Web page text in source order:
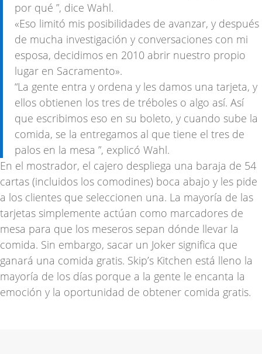
por qué ”, dice Wahl.
«Eso limitó mis posibilidades de avanzar, y después
de mucha investigación y conversaciones con mi
esposa, decidimos en 2010 abrir nuestro propio
lugar en Sacramento».
“La gente entra y ordena y les damos una tarjeta, y
ellos obtienen los tres de tréboles o algo así. Así
que escribimos eso en su boleto, y cuando sube la
comida, se la entregamos al que tiene el tres de
palos en la mesa ”, explicó Wahl.
En el mostrador, el cajero despliega una baraja de 54
cartas (incluidos los comodines) boca abajo y les pide
a los clientes que seleccionen una. La mayoría de las
tarjetas simplemente actúan como marcadores de
mesa para que los meseros sepan dónde llevar la
comida. Sin embargo, sacar un Joker significa que
ganará una comida gratis. Skip’s Kitchen está lleno la
mayoría de los días porque a la gente le encanta la
emoción y la oportunidad de obtener comida gratis.